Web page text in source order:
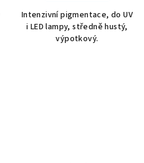
Intenzivní pigmentace, do UV
i LED lampy, středně hustý,
výpotkový.